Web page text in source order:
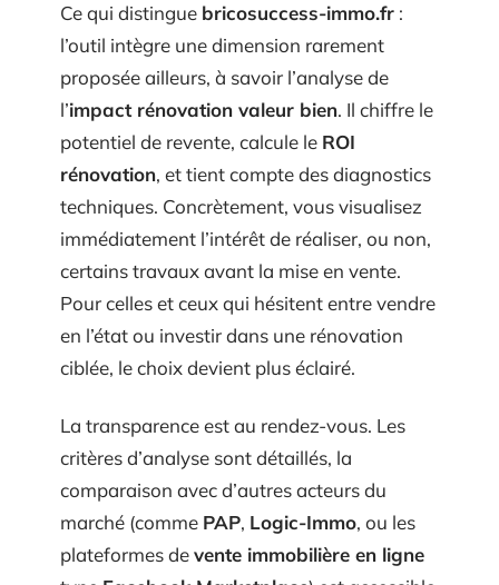
Ce qui distingue bricosuccess-immo.fr :
l’outil intègre une dimension rarement
proposée ailleurs, à savoir l’analyse de
l’impact rénovation valeur bien. Il chiffre le
potentiel de revente, calcule le ROI
rénovation, et tient compte des diagnostics
techniques. Concrètement, vous visualisez
immédiatement l’intérêt de réaliser, ou non,
certains travaux avant la mise en vente.
Pour celles et ceux qui hésitent entre vendre
en l’état ou investir dans une rénovation
ciblée, le choix devient plus éclairé.
La transparence est au rendez-vous. Les
critères d’analyse sont détaillés, la
comparaison avec d’autres acteurs du
marché (comme PAP, Logic-Immo, ou les
plateformes devente immobilière en ligne